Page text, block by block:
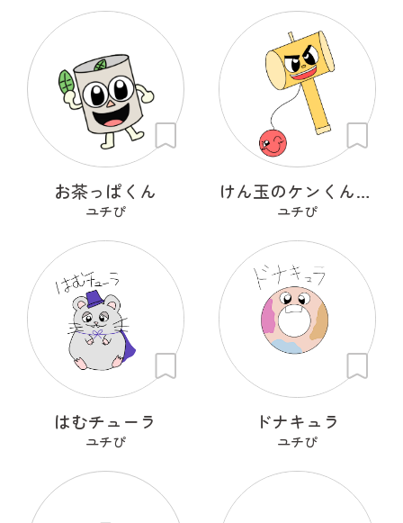
お茶っぱくん
ユチぴ
けん玉のケンくんとタマちゃん
ユチぴ
はむチューラ
ユチぴ
ドナキュラ
ユチぴ